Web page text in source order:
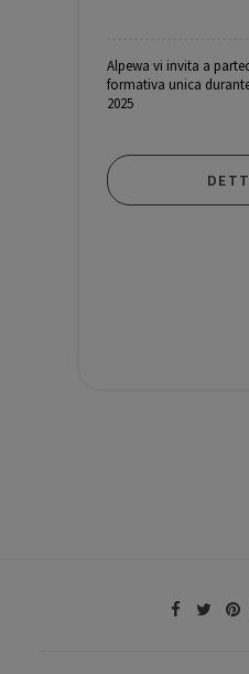
Alpewa vi invita a
formativa unica
2025